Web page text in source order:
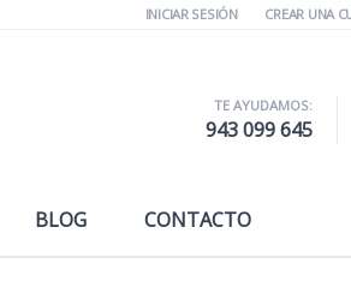
INICIAR SESIÓN CREAR UNA
TE AYUDAMOS:
943 099 645
BLOG CONTACTO